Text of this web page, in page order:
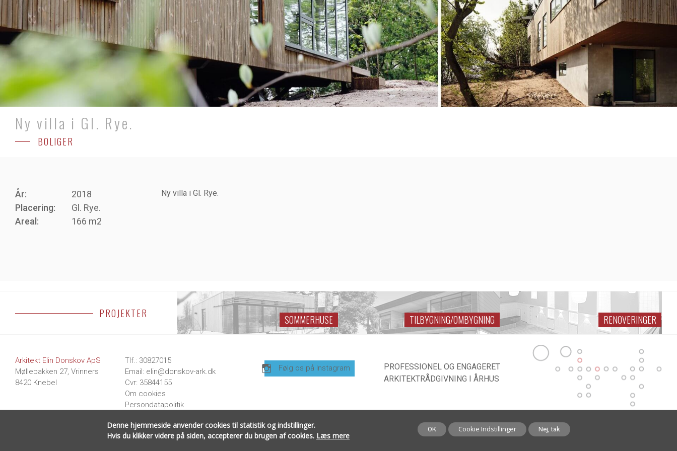
Ny villa i Gl. Rye.
BOLIGER
År:
2018
Placering:
Gl. Rye.
Areal:
166 m2
Ny villa i Gl. Rye.
PROJEKTER
SOMMERHUSE TILBYGNING/OMBYGNING RENOVERINGER
BOLIGER
Arkitekt Elin Donskov ApS
Møllebakken 27, Vrinners
8420 Knebel
Tlf.: 30827015
Email: elin@donskov-ark.dk
Cvr: 35844155
Om cookies
Persondatapolitik
Følg os på Instagram
PROFESSIONEL OG ENGAGERET
ARKITEKTRÅDGIVNING I ÅRHUS
Denne hjemmeside anvender cookies til statistik og indstillinger.
Hvis du klikker videre på siden, accepterer du brugen af cookies. Læs mere
OK Cookie Indstillinger Nej, tak